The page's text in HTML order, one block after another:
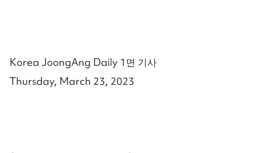
Korea JoongAng Daily 1면 기사
Thursday, March 23, 2023